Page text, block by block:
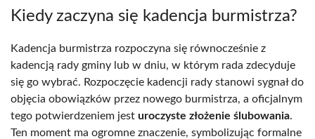
Kiedy zaczyna się kadencja burmistrza?
Kadencja burmistrza rozpoczyna się równocześnie z
kadencją rady gminy lub w dniu, w którym rada zdecyduje
się go wybrać. Rozpoczęcie kadencji rady stanowi sygnał do
objęcia obowiązków przez nowego burmistrza, a oficjalnym
tego potwierdzeniem jest uroczyste złożenie ślubowania.
Ten moment ma ogromne znaczenie, symbolizując formalne